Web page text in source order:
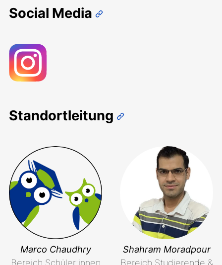
Social Media
Standortleitung
Marco Chaudhry
Bereich Schüler:innen
Shahram Moradpour
Bereich Studierende &